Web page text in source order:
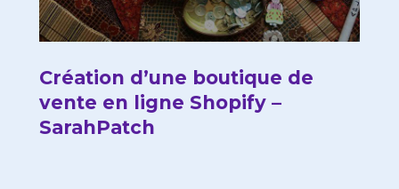
Création d’une boutique de
vente en ligne Shopify –
SarahPatch